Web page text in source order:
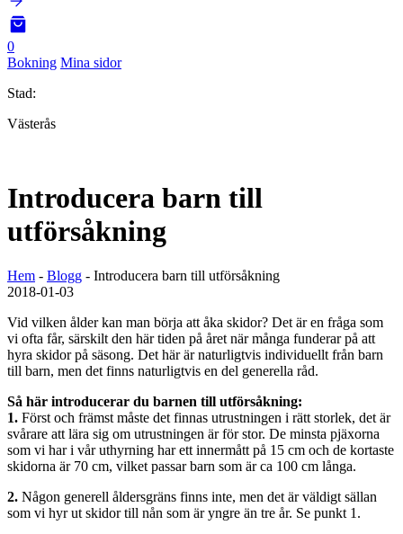
0
Bokning Mina sidor
Stad:
Västerås
Introducera barn till
utförsåkning
Hem - Blogg - Introducera barn till utförsåkning
2018-01-03
Vid vilken ålder kan man börja att åka skidor? Det är en fråga som
vi ofta får, särskilt den här tiden på året när många funderar på att
hyra skidor på säsong. Det här är naturligtvis individuellt från barn
till barn, men det finns naturligtvis en del generella råd.
Så här introducerar du barnen till utförsåkning:
1. Först och främst måste det finnas utrustningen i rätt storlek, det är
svårare att lära sig om utrustningen är för stor. De minsta pjäxorna
som vi har i vår uthyrning har ett innermått på 15 cm och de kortaste
skidorna är 70 cm, vilket passar barn som är ca 100 cm långa.
2. Någon generell åldersgräns finns inte, men det är väldigt sällan
som vi hyr ut skidor till nån som är yngre än tre år. Se punkt 1.